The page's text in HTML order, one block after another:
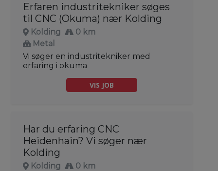
Erfaren industritekniker søges
til CNC (Okuma) nær Kolding
Kolding
0 km
Metal
Vi søger en industritekniker med
erfaring i okuma
VIS JOB
Har du erfaring CNC
Heidenhain? Vi søger nær
Kolding
Kolding
0 km